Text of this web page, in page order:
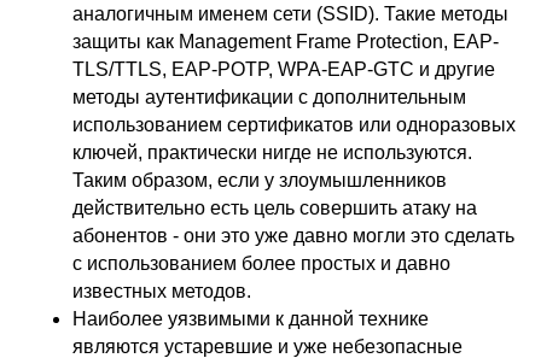
аналогичным именем сети (SSID). Такие методы
защиты как Management Frame Protection, EAP-
TLS/TTLS, EAP-POTP, WPA-EAP-GTC и другие
методы аутентификации с дополнительным
использованием сертификатов или одноразовых
ключей, практически нигде не используются.
Таким образом, если у злоумышленников
действительно есть цель совершить атаку на
абонентов - они это уже давно могли это сделать
с использованием более простых и давно
известных методов.
Наиболее уязвимыми к данной технике
являются устаревшие и уже небезопасные